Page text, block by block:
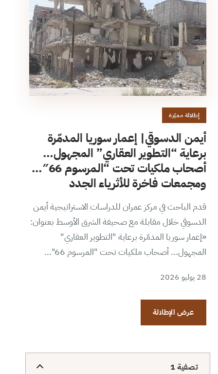
إطلالة مميّزة
أيمن الدسوقي| إعمار سوريا المدمّرة
برعاية “التطوير العقاري” المجهول…
أصحاب ملكيات تحت “المرسوم 66″…
ومجمعات فاخرة للأثرياء الجدد
قدم الباحث في مركز عمران للدراسات الاستراتيجية أيمن
الدسوقي خلال مقابلة مع صحيفة الشرق الأوسط بعنوان:
«إعمار سوريا المدمّرة برعاية "التطوير العقاري"
المجهول... أصحاب ملكيات تحت "المرسوم 66"...
28 يوليو 2026
عرض الإطلالة
تصفية1